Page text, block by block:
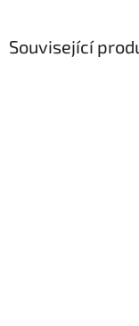
Související